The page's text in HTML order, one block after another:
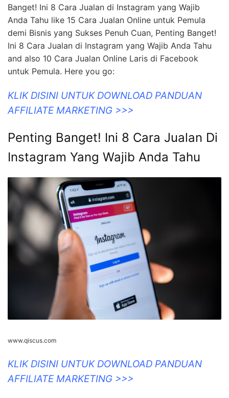
Banget! Ini 8 Cara Jualan di Instagram yang Wajib
Anda Tahu like 15 Cara Jualan Online untuk Pemula
demi Bisnis yang Sukses Penuh Cuan, Penting Banget!
Ini 8 Cara Jualan di Instagram yang Wajib Anda Tahu
and also 10 Cara Jualan Online Laris di Facebook
untuk Pemula. Here you go:
KLIK DISINI UNTUK DOWNLOAD PANDUAN
AFFILIATE MARKETING >>>
Penting Banget! Ini 8 Cara Jualan Di
Instagram Yang Wajib Anda Tahu
www.qiscus.com
KLIK DISINI UNTUK DOWNLOAD PANDUAN
AFFILIATE MARKETING >>>